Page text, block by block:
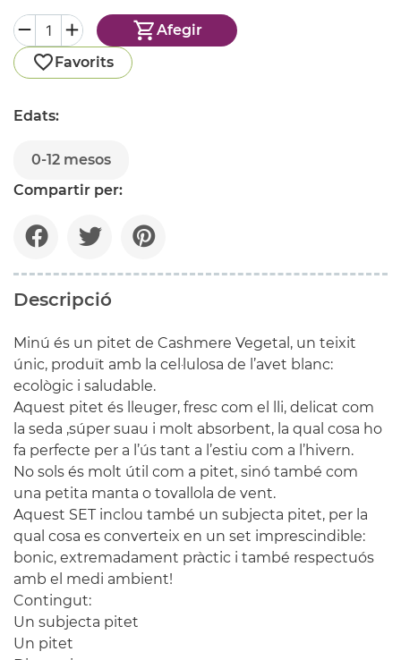
Afegir
Favorits
Edats:
0-12 mesos
Compartir per:
Descripció
Minú és un pitet de Cashmere Vegetal, un teixit
únic, produït amb la cel·lulosa de l’avet blanc:
ecològic i saludable.
Aquest pitet és lleuger, fresc com el lli, delicat com
la seda ,súper suau i molt absorbent, la qual cosa ho
fa perfecte per a l’ús tant a l’estiu com a l’hivern.
No sols és molt útil com a pitet, sinó també com
una petita manta o tovallola de vent.
Aquest SET inclou també un subjecta pitet, per la
qual cosa es converteix en un set imprescindible:
bonic, extremadament pràctic i també respectuós
amb el medi ambient!
Contingut:
Un subjecta pitet
Un pitet